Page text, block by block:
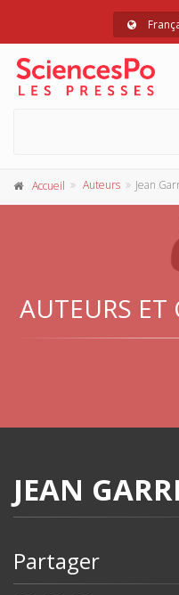
Accueil Auteurs Jean
AUTEURS ET
JEAN
Partager